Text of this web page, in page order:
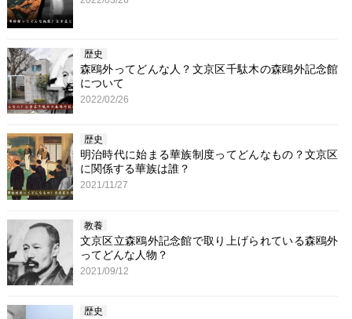
歴史
森鴎外ってどんな人？文京区千駄木の森鴎外記念館
について
2022/02/26
歴史
明治時代に始まる華族制度ってどんなもの？文京区
に関係する華族は誰？
2021/11/27
教養
文京区立森鴎外記念館で取り上げられている森鴎外
ってどんな人物？
2021/09/12
歴史